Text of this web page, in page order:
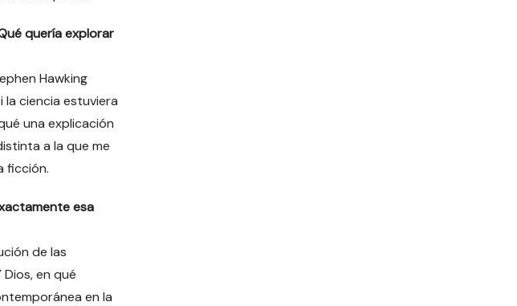
quería explorar
Hawking
la ciencia estuviera
una explicación
a la que me
ficción.
esa
de las
en qué
en la